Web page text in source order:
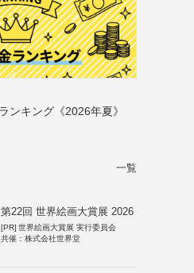
ンキング《2026年夏》
一覧
第22回 世界絵画大賞展 2026
[PR] 世界絵画大賞展 実行委員会
共催：株式会社世界堂